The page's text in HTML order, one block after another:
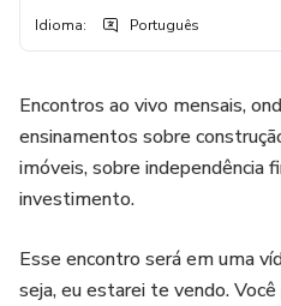
Idioma: Português
Encontros ao vivo mensais,
ensinamentos sobre
imóveis, sobre independência
investimento.
Esse encontro será em uma
seja, eu estarei te vendo.